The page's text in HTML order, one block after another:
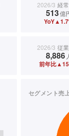
2026/3 経
513億
2026/3 従
8,886
前年比
セグメント売